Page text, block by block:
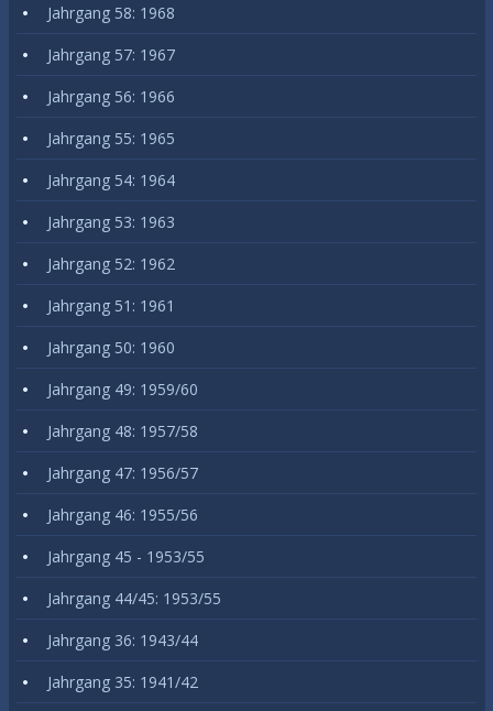
Jahrgang 58: 1968
Jahrgang 57: 1967
Jahrgang 56: 1966
Jahrgang 55: 1965
Jahrgang 54: 1964
Jahrgang 53: 1963
Jahrgang 52: 1962
Jahrgang 51: 1961
Jahrgang 50: 1960
Jahrgang 49: 1959/60
Jahrgang 48: 1957/58
Jahrgang 47: 1956/57
Jahrgang 46: 1955/56
Jahrgang 45 - 1953/55
Jahrgang 44/45: 1953/55
Jahrgang 36: 1943/44
Jahrgang 35: 1941/42